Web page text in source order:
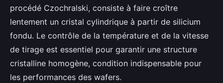
procédé Czochralski, consiste à faire croître
lentement un cristal cylindrique à partir de silicium
fondu. Le contrôle de la température et de la vitesse
de tirage est essentiel pour garantir une structure
cristalline homogène, condition indispensable pour
les performances des wafers.